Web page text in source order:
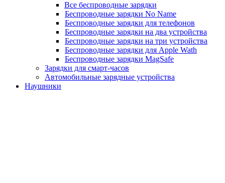
Все беспроводные зарядки
Беспроводные зарядки No Name
Беспроводные зарядки для телефонов
Беспроводные зарядки на два устройства
Беспроводные зарядки на три устройства
Беспроводные зарядки для Apple Wath
Беспроводные зарядки MagSafe
Зарядки для смарт-часов
Автомобильные зарядные устройства
Наушники